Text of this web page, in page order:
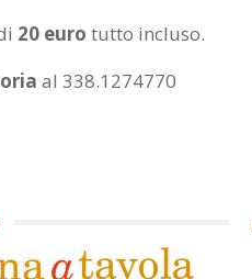
20 euro tutto incluso.
al 338.1274770